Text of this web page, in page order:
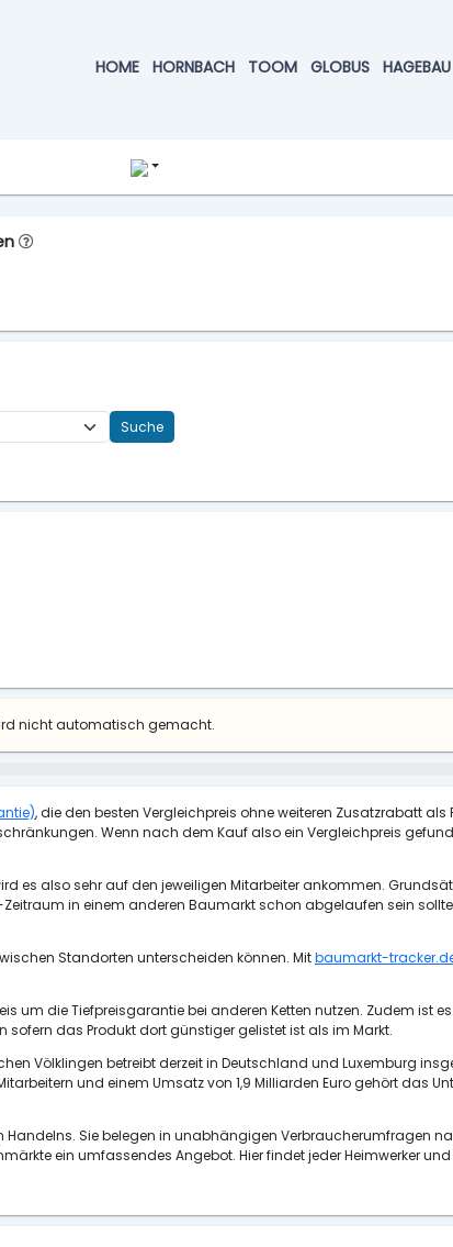
HOME HORNBACH TOOM GLOBUS HAGEBAU
Suche
nicht automatisch gemacht.
, die den besten Vergleichpreis ohne weiteren Zusatzrabatt
Wenn nach dem Kauf also ein Vergleichpreis
es also sehr auf den jeweiligen Mitarbeiter ankommen.
in einem anderen Baumarkt schon abgelaufen sein
Standorten unterscheiden können. Mitbaumarkt-
um die Tiefpreisgarantie bei anderen Ketten nutzen. Zudem ist
sofern das Produkt dort günstiger gelistet ist als im Markt.
Völklingen betreibt derzeit in Deutschland und Luxemburg
und einem Umsatz von 1,9 Milliarden Euro gehört das
Sie belegen in unabhängigen Verbraucherumfragen
ein umfassendes Angebot. Hier findet jeder Heimwerker